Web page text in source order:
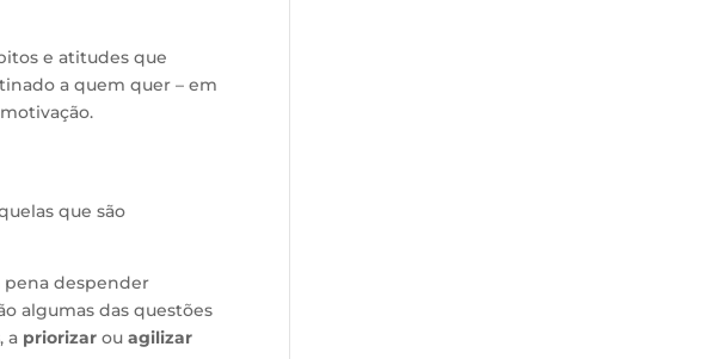
e atitudes que
a quem quer – em
que são
pena despender
algumas das questões
, a priorizar ouagilizar